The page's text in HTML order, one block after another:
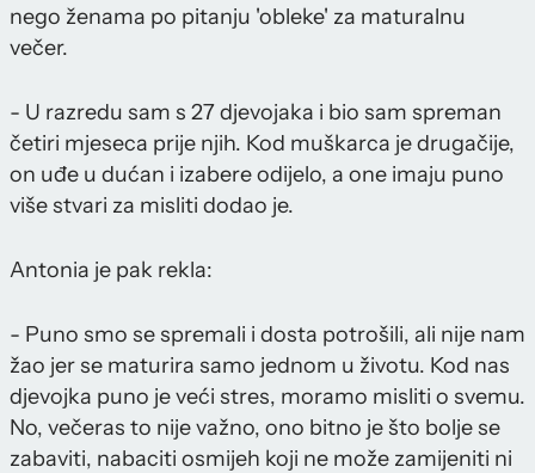
nego ženama po pitanju 'obleke' za maturalnu
večer.
- U razredu sam s 27 djevojaka i bio sam spreman
četiri mjeseca prije njih. Kod muškarca je drugačije,
on uđe u dućan i izabere odijelo, a one imaju puno
više stvari za misliti dodao je.
Antonia je pak rekla:
- Puno smo se spremali i dosta potrošili, ali nije nam
žao jer se maturira samo jednom u životu. Kod nas
djevojka puno je veći stres, moramo misliti o svemu.
No, večeras to nije važno, ono bitno je što bolje se
zabaviti, nabaciti osmijeh koji ne može zamijeniti ni